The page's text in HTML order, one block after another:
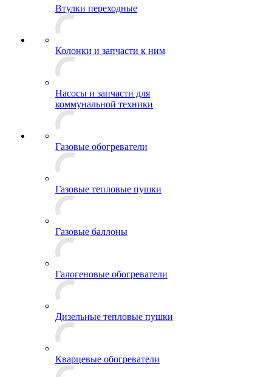
Втулки переходные
Колонки и запчасти к ним
Насосы и запчасти для
коммунальной техники
Газовые обогреватели
Газовые тепловые пушки
Газовые баллоны
Галогеновые обогреватели
Дизельные тепловые пушки
Кварцевые обогреватели